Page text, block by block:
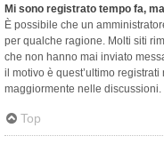
Mi sono registrato tempo fa,
È possibile che un
per qualche ragione. Molti siti
che non hanno mai inviato
il motivo è quest’ultimo
maggiormente nelle discussioni.
Top